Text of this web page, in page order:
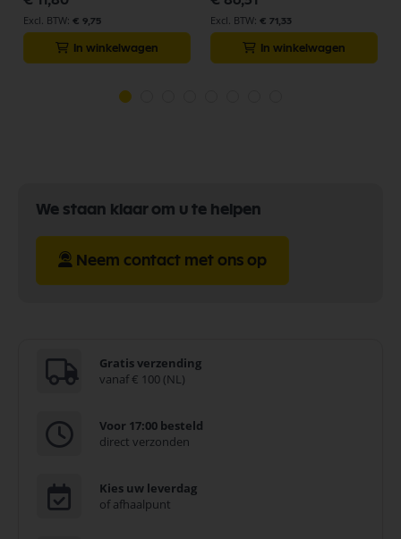
€ 9,75
In winkelwagen
€ 71,33
In winkelwagen
We staan klaar om u te helpen
Neem contact met ons op
Gratis verzending
vanaf € 100 (NL)
Voor 17:00 besteld
direct verzonden
Kies uw leverdag
of afhaalpunt